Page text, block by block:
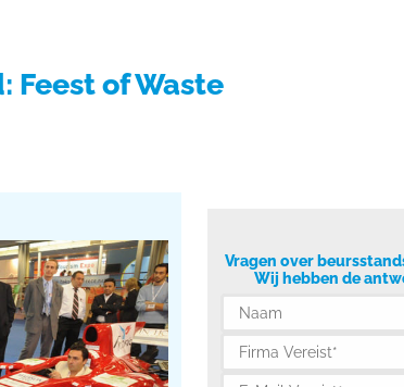
Feest of Waste
Vragen over
Wij hebben de